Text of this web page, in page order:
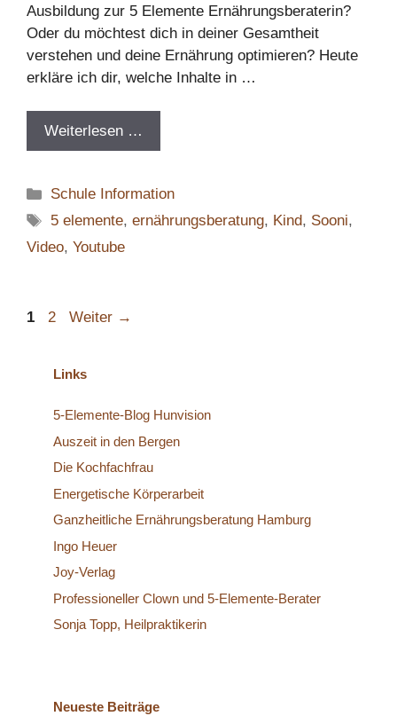
Ausbildung zur 5 Elemente Ernährungsberaterin?
Oder du möchtest dich in deiner Gesamtheit
verstehen und deine Ernährung optimieren? Heute
erkläre ich dir, welche Inhalte in …
Weiterlesen …
Kategorien
Schule Information
Schlagwörter
5 elemente,ernährungsberatung, Kind, Sooni,
Video, Youtube
Seite
1 Seite
2 Weiter →
Links
5-Elemente-Blog Hunvision
Auszeit in den Bergen
Die Kochfachfrau
Energetische Körperarbeit
Ganzheitliche Ernährungsberatung Hamburg
Ingo Heuer
Joy-Verlag
Professioneller Clown und 5-Elemente-Berater
Sonja Topp, Heilpraktikerin
Neueste Beiträge